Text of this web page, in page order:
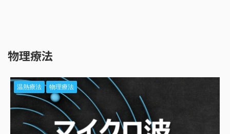
物理療法
温熱療法 物理療法